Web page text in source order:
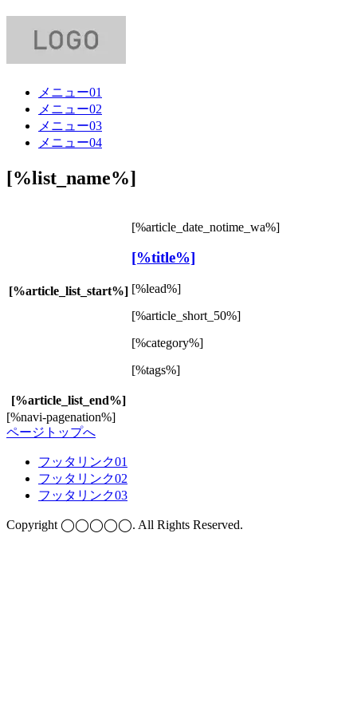
メニュー01
メニュー02
メニュー03
メニュー04
[%list_name%]
[%article_list_start%]
[%article_date_notime_wa%]
[%title%]
[%lead%]
[%article_short_50%]
[%category%]
[%tags%]
[%article_list_end%]
[%navi-pagenation%]
ページトップへ
フッタリンク01
フッタリンク02
フッタリンク03
Copyright ◯◯◯◯◯. All Rights Reserved.